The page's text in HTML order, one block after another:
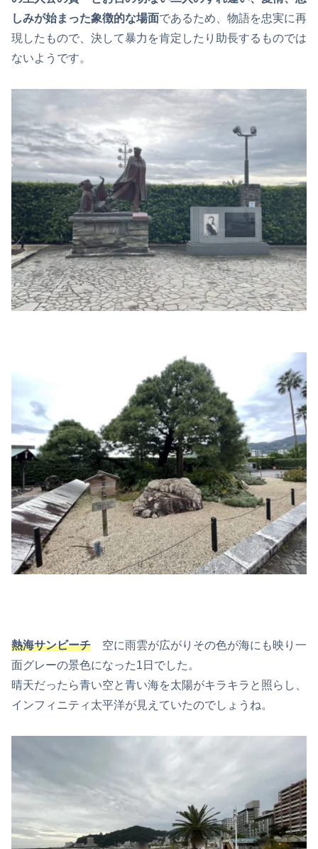
しみが始まった象徴的な場面であるため、物語を忠実に再
現したもので、決して暴力を肯定したり助長するものでは
ないようです。
熱海サンビーチ 空に雨雲が広がりその色が海にも映り一
面グレーの景色になった1日でした。
晴天だったら青い空と青い海を太陽がキラキラと照らし、
インフィニティ太平洋が見えていたのでしょうね。